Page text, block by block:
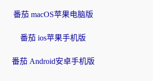
番茄 macOS苹果电脑版
番茄 ios苹果手机版
番茄 Android安卓手机版